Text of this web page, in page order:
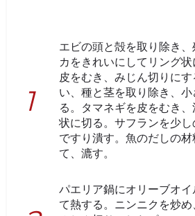
エビの頭と殻を取り除き
カをきれいにしてリング
皮をむき、みじん切りに
い、種と茎を取り除き、
る。タマネギを皮をむき
状に切る。サフランを少
ですり潰す。魚のだしの
て、漉す。
パエリア鍋にオリーブオ
て熱する。ニンニクを炒め